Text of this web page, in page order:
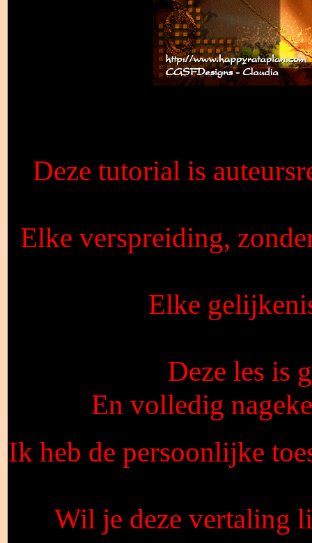
Deze tutorial is
Elke verspreiding,
Elke
Deze les is
En volledig
Ik heb de persoonlijke
Wil je deze vertaling